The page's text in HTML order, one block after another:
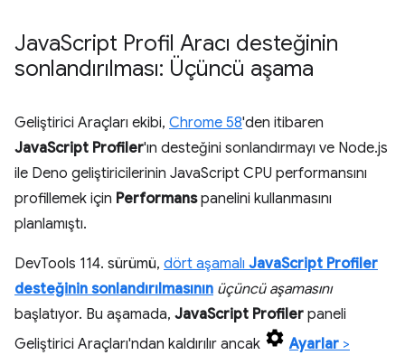
JavaScript Profil Aracı desteğinin
sonlandırılması: Üçüncü aşama
Geliştirici Araçları ekibi, Chrome 58'den itibaren
JavaScript Profiler'ın desteğini sonlandırmayı ve Node.js
ile Deno geliştiricilerinin JavaScript CPU performansını
profillemek için Performanspanelini kullanmasını
planlamıştı.
DevTools 114. sürümü, dört aşamalı JavaScript Profiler
desteğinin sonlandırılmasının üçüncü aşamasını
başlatıyor. Bu aşamada, JavaScript Profiler paneli
Geliştirici Araçları'ndan kaldırılır ancak
Ayarlar >